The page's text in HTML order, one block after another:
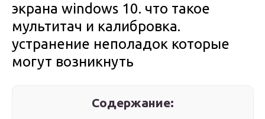
экрана windows 10. что такое
мультитач и калибровка.
устранение неполадок которые
могут возникнуть
Содержание: